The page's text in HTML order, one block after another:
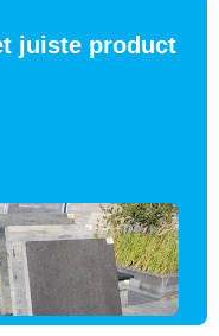
juiste product